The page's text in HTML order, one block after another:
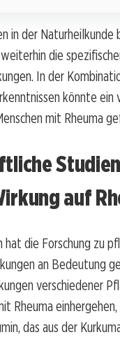
in der
die
In der
könnte
mit Rheuma
auf
die Forschung zu
an Bedeutung
verschiedener
Rheuma
das aus der